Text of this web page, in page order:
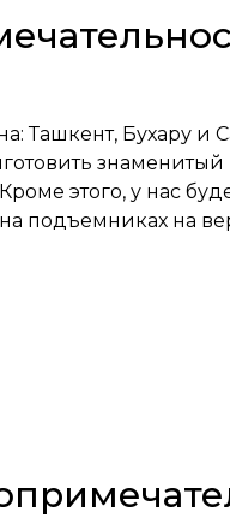
Ташкент, Бухару и
этого, у нас
подъемниках на